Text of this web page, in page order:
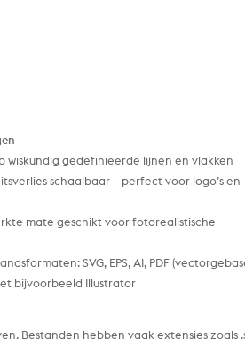
wiskundig gedefinieerde lijnen en vlakken
schaalbaar – perfect voor logo’s en
mate geschikt voor fotorealistische
SVG, EPS, AI, PDF
bijvoorbeeld Illustrator
Bestanden hebben vaak extensies zoals